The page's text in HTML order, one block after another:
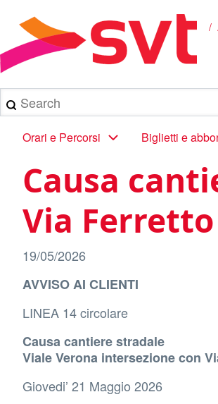
contenuto
principale
Briciole
di
pane
Search
Main
navigation
Orari e Percorsi Biglietti e
Causa
Via
19/05/2026
AVVISO AI CLIENTI
LINEA 14 circolare
Causa cantiere stradale
Viale Verona intersezione con
Giovedi’ 21 Maggio 2026